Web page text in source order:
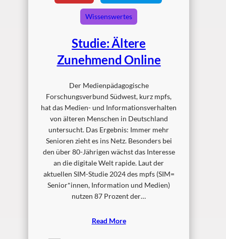
Wissenswertes
Studie: Ältere
Zunehmend Online
Der Medienpädagogische
Forschungsverbund Südwest, kurz mpfs,
hat das Medien- und Informationsverhalten
von älteren Menschen in Deutschland
untersucht. Das Ergebnis: Immer mehr
Senioren zieht es ins Netz. Besonders bei
den über 80-Jährigen wächst das Interesse
an die digitale Welt rapide. Laut der
aktuellen SIM-Studie 2024 des mpfs (SIM=
Senior*innen, Information und Medien)
nutzen 87 Prozent der…
Read More